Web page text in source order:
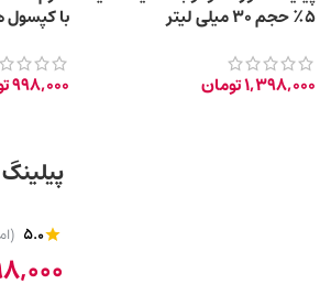
۵٪ حجم ۳۰ میلی لیتر
1,398,000تومان
با
998,000
پیلینگ
5.0